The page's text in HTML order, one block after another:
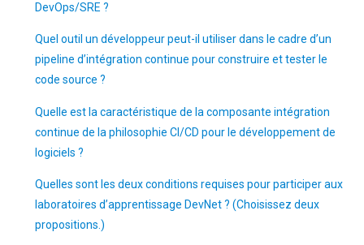
DevOps/SRE ?
Quel outil un développeur peut-il utiliser dans le cadre d’un
pipeline d’intégration continue pour construire et tester le
code source ?
Quelle est la caractéristique de la composante intégration
continue de la philosophie CI/CD pour le développement de
logiciels ?
Quelles sont les deux conditions requises pour participer aux
laboratoires d’apprentissage DevNet ? (Choisissez deux
propositions.)